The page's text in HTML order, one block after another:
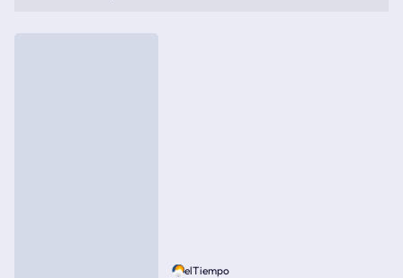
elTiempo